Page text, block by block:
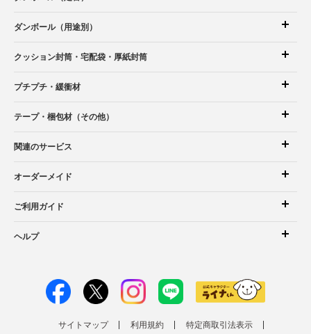
ダンボール（用途別）
クッション封筒 ・宅配袋 ・厚紙封筒
プチプチ・緩衝材
テープ・梱包材（その他）
関連のサービス
オーダーメイド
ご利用ガイド
ヘルプ
サイトマップ 利用規約 特定商取引法表示